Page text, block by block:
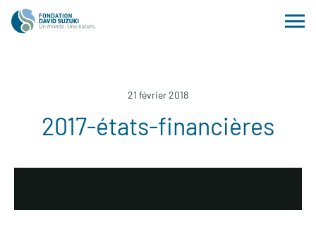
21 février 2018
2017-états-financières